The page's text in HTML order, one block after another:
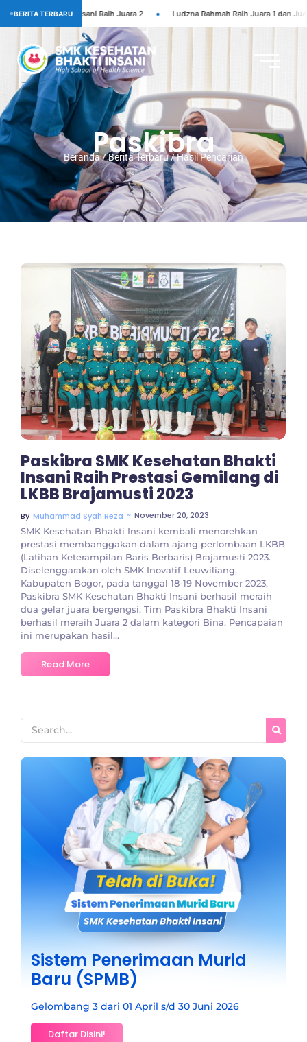
BERITA TERBARU
Raih Juara 2 Ludzna Rahmah Raih Juara 1 dan Juara Umum LKS
Paskibra
Beranda / Berita Terbaru / Hasil Pencarian
No Comments
Paskibra SMK Kesehatan Bhakti
Insani Raih Prestasi Gemilang di
LKBB Brajamusti 2023
By Muhammad Syah Reza ~ November 20, 2023
SMK Kesehatan Bhakti Insani kembali menorehkan
prestasi membanggakan dalam ajang perlombaan LKBB
(Latihan Keterampilan Baris Berbaris) Brajamusti 2023.
Diselenggarakan oleh SMK Inovatif Leuwiliang,
Kabupaten Bogor, pada tanggal 18-19 November 2023,
Paskibra SMK Kesehatan Bhakti Insani berhasil meraih
dua gelar juara bergengsi. Tim Paskibra Bhakti Insani
berhasil meraih Juara 2 dalam kategori Bina. Pencapaian
ini merupakan hasil...
Read More
Sistem Penerimaan Murid
Baru (SPMB)
Gelombang 3 dari 01 April s/d 30 Juni 2026
Daftar Disini!